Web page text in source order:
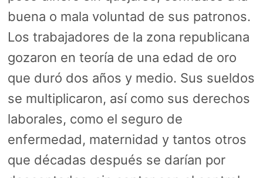
buena o mala voluntad de sus patronos.
Los trabajadores de la zona republicana
gozaron en teoría de una edad de oro
que duró dos años y medio. Sus sueldos
se multiplicaron, así como sus derechos
laborales, como el seguro de
enfermedad, maternidad y tantos otros
que décadas después se darían por